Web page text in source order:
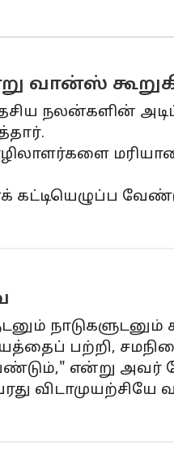
வான்ஸ்
நலன்களின்
நாடுகளுடனும்
பற்றி,
என்று அவர்
விடாமுயற்சியே